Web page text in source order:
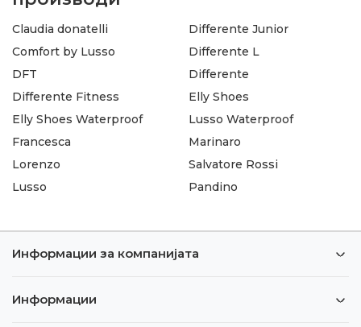
Claudia donatelli
Comfort by Lusso
DFT
Differente Fitness
Differente Junior
Differente L
Differente
Elly Shoes
Elly Shoes Waterproof
Francesca
Lorenzo
Lusso
Lusso Waterproof
Marinaro
Salvatore Rossi
Pandino
Информации за компанијата
Информации